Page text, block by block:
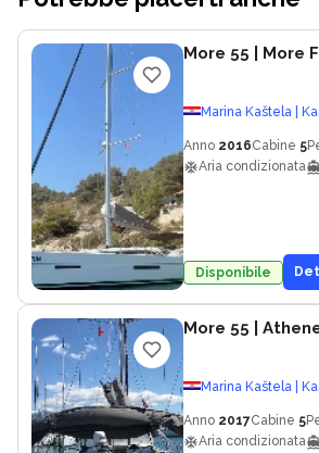
More 55 | More
Marina Kaštela |
Anno 2016Cabine 5
Aria condizionata
Disponibile
More 55 |
Marina Kaštela |
Anno 2017Cabine 5
Aria condizionata